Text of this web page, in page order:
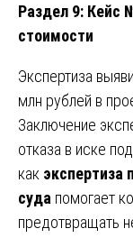
Раздел 9: Кейс
стоимости
Экспертиза
млн рублей в
Заключение
отказа в иске
как экспертиза
суда помогает
предотвращать